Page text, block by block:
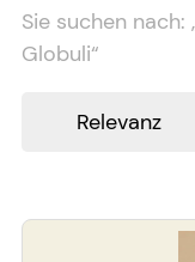
Sie suchen nach:
Globuli“